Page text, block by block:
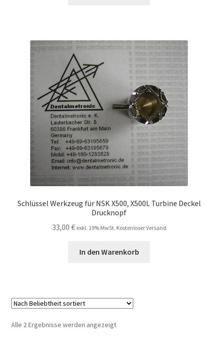
Schlüssel Werkzeug für NSK X500, X500L Turbine Deckel
Drucknopf
33,00 € exkl. 19% MwSt. Kostenloser Versand
In den Warenkorb
Alle 2 Ergebnisse werden angezeigtNach